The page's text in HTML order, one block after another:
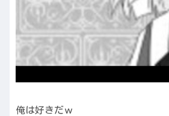
俺は好きだｗ